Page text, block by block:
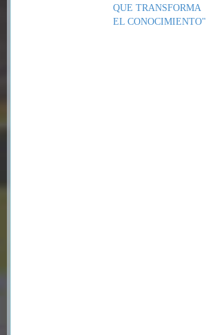
QUE TRANSFORMA
EL CONOCIMIENTO"